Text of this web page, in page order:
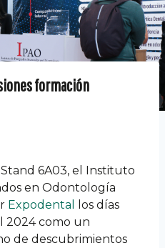
formación
6A03, el Instituto
en Odontología
Expodental
los días
2024 como un
de descubrimientos